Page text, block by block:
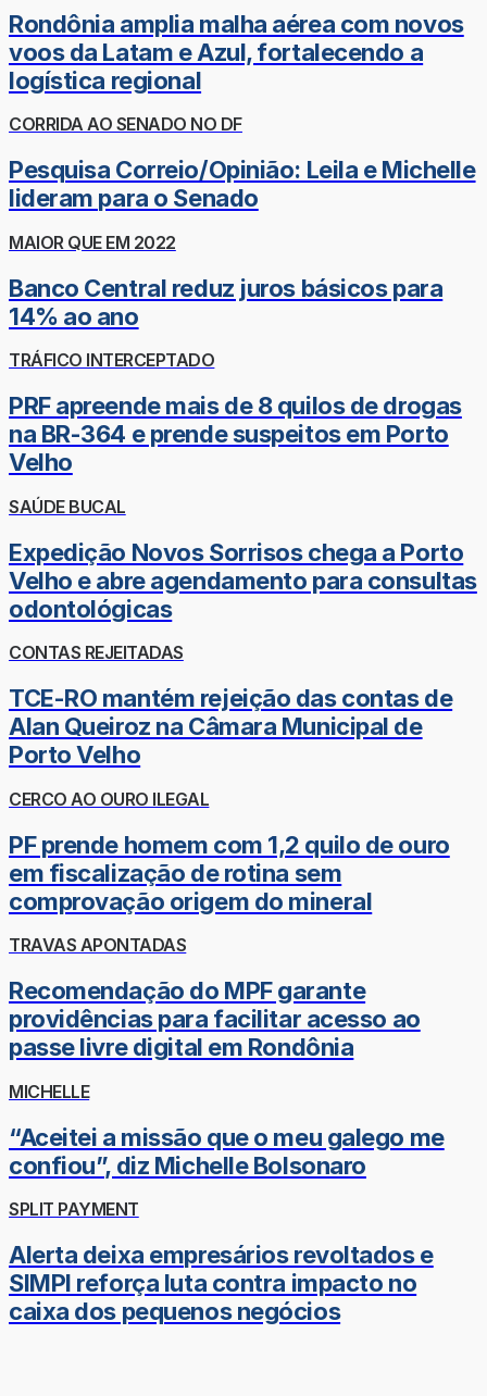
Rondônia amplia malha aérea com novos
voos da Latam e Azul, fortalecendo a
logística regional
CORRIDA AO SENADO NO DF
Pesquisa Correio/Opinião: Leila e Michelle
lideram para o Senado
MAIOR QUE EM 2022
Banco Central reduz juros básicos para
14% ao ano
TRÁFICO INTERCEPTADO
PRF apreende mais de 8 quilos de drogas
na BR-364 e prende suspeitos em Porto
Velho
SAÚDE BUCAL
Expedição Novos Sorrisos chega a Porto
Velho e abre agendamento para consultas
odontológicas
CONTAS REJEITADAS
TCE-RO mantém rejeição das contas de
Alan Queiroz na Câmara Municipal de
Porto Velho
CERCO AO OURO ILEGAL
PF prende homem com 1,2 quilo de ouro
em fiscalização de rotina sem
comprovação origem do mineral
TRAVAS APONTADAS
Recomendação do MPF garante
providências para facilitar acesso ao
passe livre digital em Rondônia
MICHELLE
“Aceitei a missão que o meu galego me
confiou”, diz Michelle Bolsonaro
SPLIT PAYMENT
Alerta deixa empresários revoltados e
SIMPI reforça luta contra impacto no
caixa dos pequenos negócios